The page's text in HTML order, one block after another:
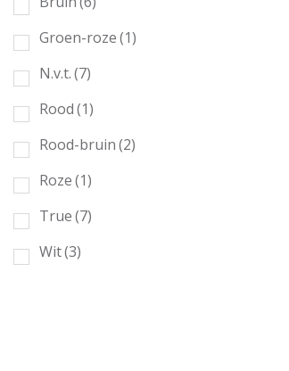
Groen-roze(1)
N.v.t.(7)
Rood(1)
Rood-bruin(2)
Roze(1)
True(7)
Wit(3)